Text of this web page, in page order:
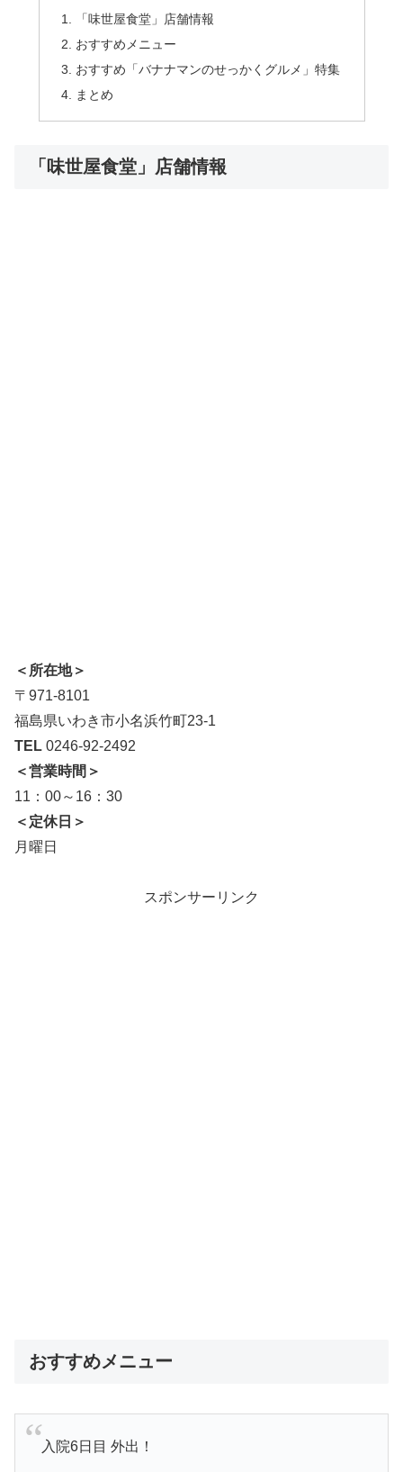
「味世屋食堂」店舗情報
おすすめメニュー
おすすめ「バナナマンのせっかくグルメ」特集
まとめ
「味世屋食堂」店舗情報
＜所在地＞
〒971-8101
福島県いわき市小名浜竹町23-1
TEL 0246-92-2492
＜営業時間＞
11：00～16：30
＜定休日＞
月曜日
スポンサーリンク
おすすめメニュー
入院6日目 外出！